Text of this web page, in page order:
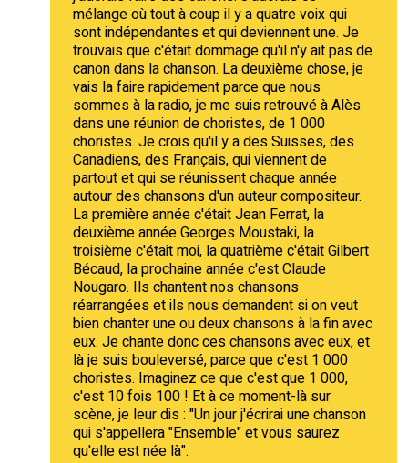
mélange où tout à coup il y a quatre voix qui
sont indépendantes et qui deviennent une. Je
trouvais que c'était dommage qu'il n'y ait pas de
canon dans la chanson. La deuxième chose, je
vais la faire rapidement parce que nous
sommes à la radio, je me suis retrouvé à Alès
dans une réunion de choristes, de 1 000
choristes. Je crois qu'il y a des Suisses, des
Canadiens, des Français, qui viennent de
partout et qui se réunissent chaque année
autour des chansons d'un auteur compositeur.
La première année c'était Jean Ferrat, la
deuxième année Georges Moustaki, la
troisième c'était moi, la quatrième c'était Gilbert
Bécaud, la prochaine année c'est Claude
Nougaro. Ils chantent nos chansons
réarrangées et ils nous demandent si on veut
bien chanter une ou deux chansons à la fin avec
eux. Je chante donc ces chansons avec eux, et
là je suis bouleversé, parce que c'est 1 000
choristes. Imaginez ce que c'est que 1 000,
c'est 10 fois 100 ! Et à ce moment-là sur
scène, je leur dis : "Un jour j'écrirai une chanson
qui s'appellera "Ensemble" et vous saurez
qu'elle est née là".